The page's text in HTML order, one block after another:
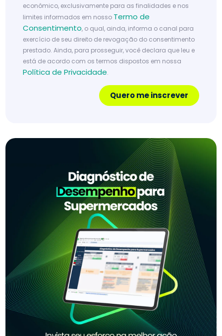
Le
ia
m
ai
s
econômico, exclusivamente para as finalidades e nos
limites informados em nosso Termo de
Consentimento, o qual, ainda, informa o canal para
exercício de seu direito de revogação do consentimento
prestado. Ainda, para prosseguir, você declara que leu e
está de acordo com os termos dispostos em nossa
Política de Privacidade.
Quero me inscrever